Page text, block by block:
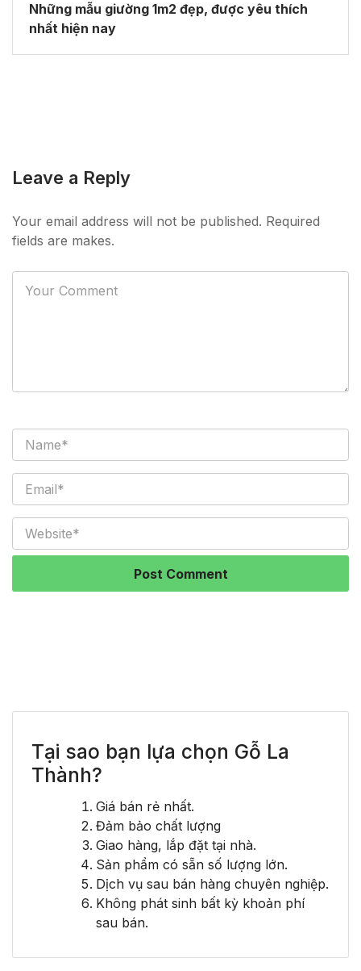
Tại sao bạn lựa chọn Gỗ La
Thành?
Giá bán rẻ nhất.
Đảm bảo chất lượng
Giao hàng, lắp đặt tại nhà.
Sản phẩm có sẵn số lượng lớn.
Dịch vụ sau bán hàng chuyên nghiệp.
Không phát sinh bất kỳ khoản phí
sau bán.
Những mẫu giường 1m2 đẹp, được yêu thích
nhất hiện nay
Leave a Reply
Your email address will not be published. Required
fields are makes.